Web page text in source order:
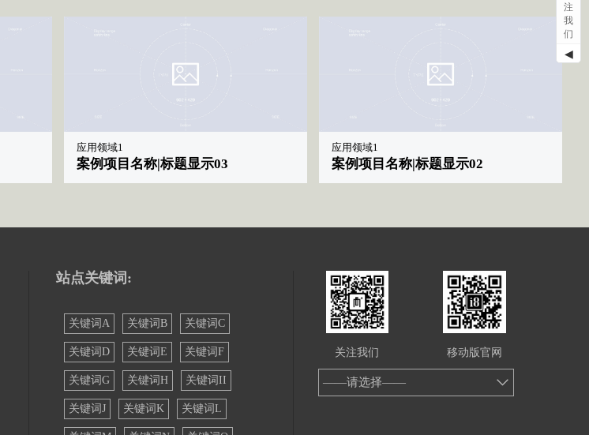
应用领域1
案例项目名称|标题显示03
应用领域1
案例项目名称|标题显示02
站点关键词:
关键词A 关键词B 关键词C
关键词D 关键词E 关键词F
关键词G 关键词H 关键词II
关键词J 关键词K 关键词L
关注我们 移动版官网
——请选择——
注
我
们
◀